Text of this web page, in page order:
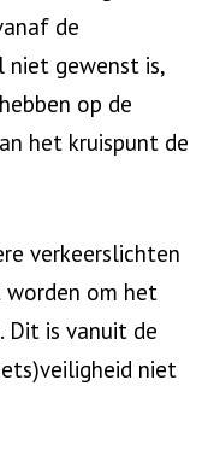
de
niet gewenst is,
op de
het kruispunt de
verkeerslichten
om het
Dit is vanuit de
niet